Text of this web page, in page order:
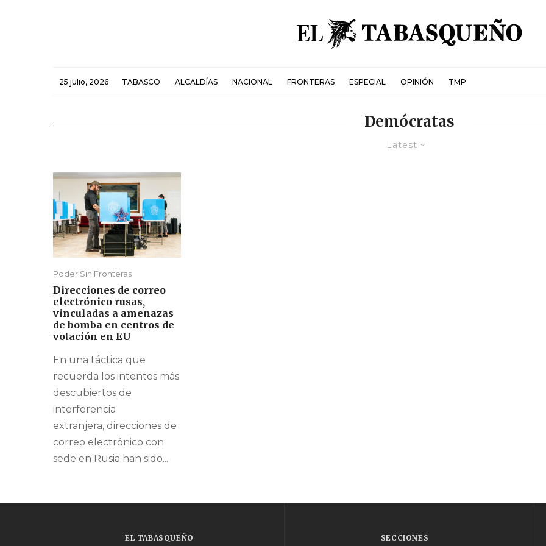
25 julio, 2026 TABASCO ALCALDÍAS NACIONAL FRONTERAS ESPECIAL OPINIÓN TMP
Demócratas
Latest
Poder Sin Fronteras
Direcciones de correo
electrónico rusas,
vinculadas a amenazas
de bomba en centros de
votación en EU
En una táctica que
recuerda los intentos más
descubiertos de
interferencia
extranjera, direcciones de
correo electrónico con
sede en Rusia han sido...
EL TABASQUEÑO SECCIONES